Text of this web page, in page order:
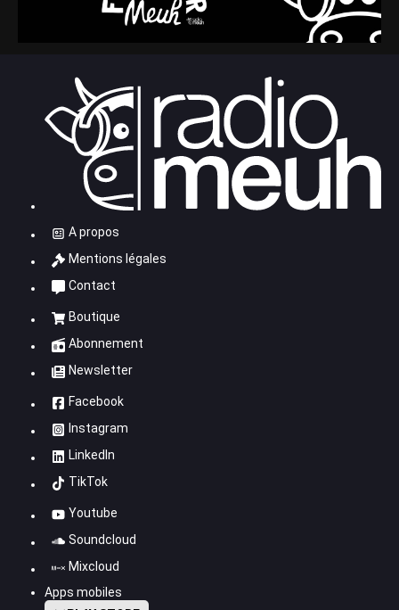
A propos
Mentions légales
Contact
Boutique
Abonnement
Newsletter
Facebook
Instagram
LinkedIn
TikTok
Youtube
Soundcloud
Mixcloud
Apps mobiles